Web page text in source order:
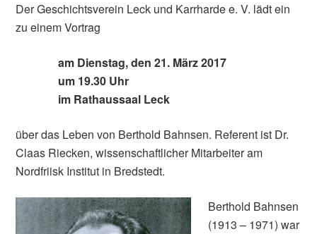
Der Geschichtsverein Leck und Karrharde e. V. lädt ein
zu einem Vortrag
am Dienstag, den 21. März 2017
um 19.30 Uhr
im Rathaussaal Leck
über das Leben von Berthold Bahnsen. Referent ist Dr.
Claas Riecken, wissenschaftlicher Mitarbeiter am
Nordfriisk Institut in Bredstedt.
Berthold Bahnsen
(1913 – 1971) war